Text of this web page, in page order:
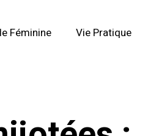
Féminine Vie Pratique